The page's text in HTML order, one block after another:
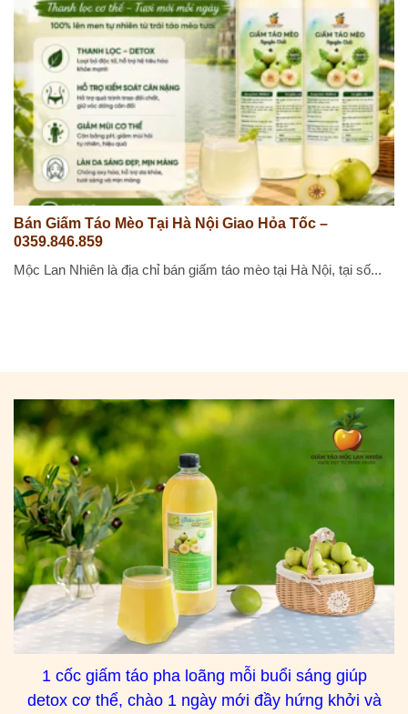
Bán Giấm Táo Mèo Tại Hà Nội Giao Hỏa Tốc –
0359.846.859
Mộc Lan Nhiên là địa chỉ bán giấm táo mèo tại Hà Nội, tại số...
1 cốc giấm táo pha loãng mỗi buổi sáng giúp
detox cơ thể, chào 1 ngày mới đầy hứng khởi và